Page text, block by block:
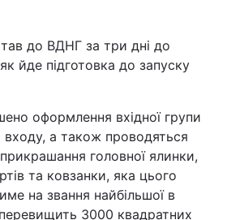
до ВДНГ за три дні до
йде підготовка до запуску
оформлення вхідної групи
входу, а також проводяться
головної ялинки,
та ковзанки, яка цього
на звання найбільшої в
перевищить 3000 квадратних